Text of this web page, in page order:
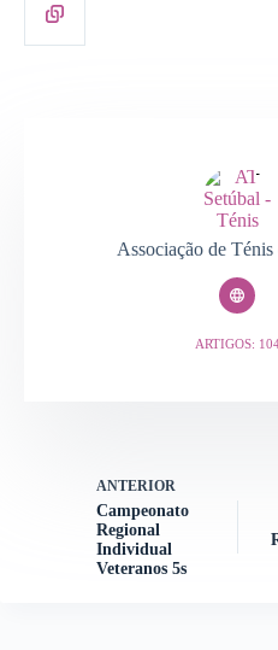
Associação de Ténis
ARTIGOS:
ANTERIOR
Campeonato
Regional
Individual
Veteranos 5s